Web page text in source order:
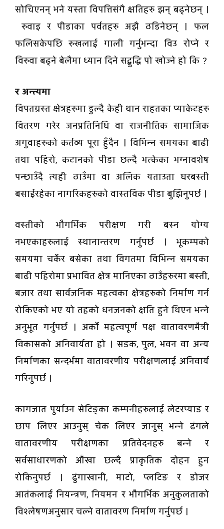
सोचिएनन् भने यस्ता विपत्तिसंगै क्षतिहरु झन् बढ्नेछन् ।
रुवाइ र पीडाका पर्वतहरु अझै ठडिनेछन् । फल
फलिसकेपछि रुखलाई गाली गर्नुभन्दा विउ रोप्ने र
विरुवा बढ्ने बेलैमा ध्यान दिने सद्बुद्धि पो खोज्ने हो कि ?
र अन्त्यमा
विपतग्रस्त क्षेत्रहरुमा डुल्दै केही थान राहतका प्याकेटहरु
वितरण गरेर जनप्रतिनिधि वा राजनीतिक सामाजिक
अगुवाहरुको कर्तव्य पूरा हुँदैन । विभिन्न समयका बाढी
तथा पहिरो, कटानको पीडा छल्दै भत्केका भग्नावशेष
पन्छाउँदै त्यही ठाउँमा वा अलिक यताउता घरबस्ती
बसाईरहेका नागरिकहरुको वास्तविक पीडा बुझिनुपर्छ ।
वस्तीको भौगर्भिक परीक्षण गरी बस्न योग्य
नभएकाहरुलाई स्थानान्तरण गर्नुपर्छ । भूकम्पको
समयमा चर्केर बसेका तथा विगतमा विभिन्न समयका
बाढी पहिरोमा प्रभावित क्षेत्र मानिएका ठाउँहरुरमा बस्ती,
बजार तथा सार्वजनिक महत्वका क्षेत्रहरुको निर्माण गर्न
रोकिएको भए यो तहको धनजनको क्षति हुने थिएन भन्ने
अनुभूत गर्नुपर्छ । अर्को महत्वपूर्ण पक्ष वातावरणमैत्री
विकासको अनिवार्यता हो । सडक, पुल, भवन वा अन्य
निर्माणका सन्दर्भमा वातावरणीय परीक्षणलाई अनिवार्य
गरिनुपर्छ ।
कागजात पुर्याउन सेटिङ्का कम्पनीहरुलाई लेटरप्याड र
छाप लिएर आउनुस् चेक लिएर जानुस् भन्ने ढंगले
वातावरणीय परीक्षणका प्रतिवेदनहरु बन्ने र
सर्वसाधारणको आँखा छल्दै प्राकृतिक दोहन हुन
रोकिनुपर्छ । ढुंगाखानी, माटो, प्लटिङ र डोजर
आतंकलाई नियन्त्रण, नियमन र भौगर्भिक अनुकुलताको
विश्लेषणअनुसार चल्ने वातावरण निर्माण गर्नुपर्छ ।